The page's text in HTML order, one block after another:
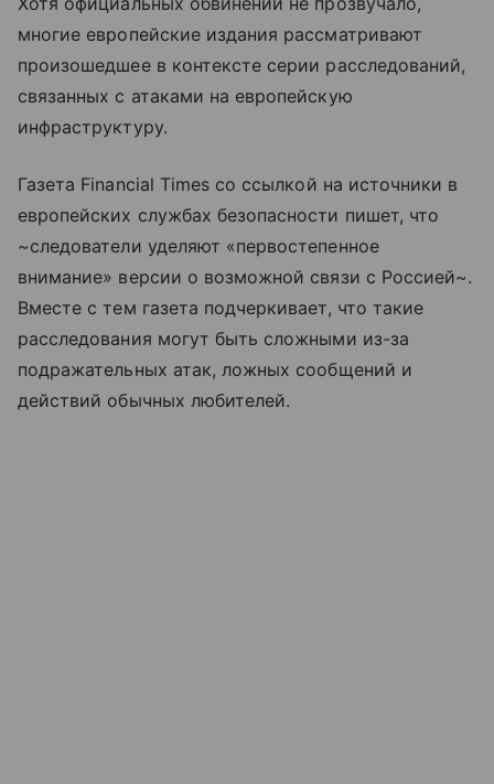
многие европейские издания рассматривают
произошедшее в контексте серии расследований,
связанных с атаками на европейскую
инфраструктуру.
Газета Financial Times со ссылкой на источники в
европейских службах безопасности пишет, что
~следователи уделяют «первостепенное
внимание» версии о возможной связи с Россией~.
Вместе с тем газета подчеркивает, что такие
расследования могут быть сложными из-за
подражательных атак, ложных сообщений и
действий обычных любителей.